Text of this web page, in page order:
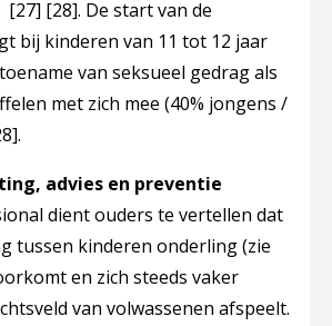
[27] [28]. De start van de
bij kinderen van 11 tot 12 jaar
van seksueel gedrag als
met zich mee (40% jongens /
.
advies en preventie
dient ouders te vertellen dat
tussen kinderen onderling (zie
en zich steeds vaker
van volwassenen afspeelt.